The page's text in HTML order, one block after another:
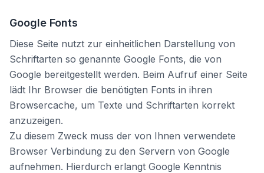
Google Fonts
Diese Seite nutzt zur einheitlichen Darstellung von
Schriftarten so genannte Google Fonts, die von
Google bereitgestellt werden. Beim Aufruf einer Seite
lädt Ihr Browser die benötigten Fonts in ihren
Browsercache, um Texte und Schriftarten korrekt
anzuzeigen.
Zu diesem Zweck muss der von Ihnen verwendete
Browser Verbindung zu den Servern von Google
aufnehmen. Hierdurch erlangt Google Kenntnis